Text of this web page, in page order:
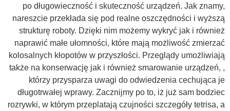
po długowieczność i skuteczność urządzeń. Jak znamy,
nareszcie przekłada się pod realne oszczędności i wyższą
strukturę roboty. Dzięki nim możemy wykryć jak i również
naprawić małe ułomności, które mają możliwość zmierzać
kolosalnych kłopotów w przyszłości. Przeglądy umożliwiają
także na konserwację jak i również smarowanie urządzeń, ,
którzy przysparza uwagi do odwiedzenia cechująca je
długotrwałej wprawy. Zacznijmy po to, iż już sam bodziec
rozrywki, w którym przeplatają czujności szczegóły tetrisa, a